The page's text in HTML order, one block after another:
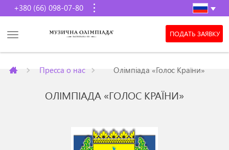
+380 (66) 098-07-80
ПОДАТЬ ЗАЯВКУ
Пресса о нас Олімпіада «Голос Країни»
ОЛІМПІАДА «ГОЛОС КРАЇНИ»